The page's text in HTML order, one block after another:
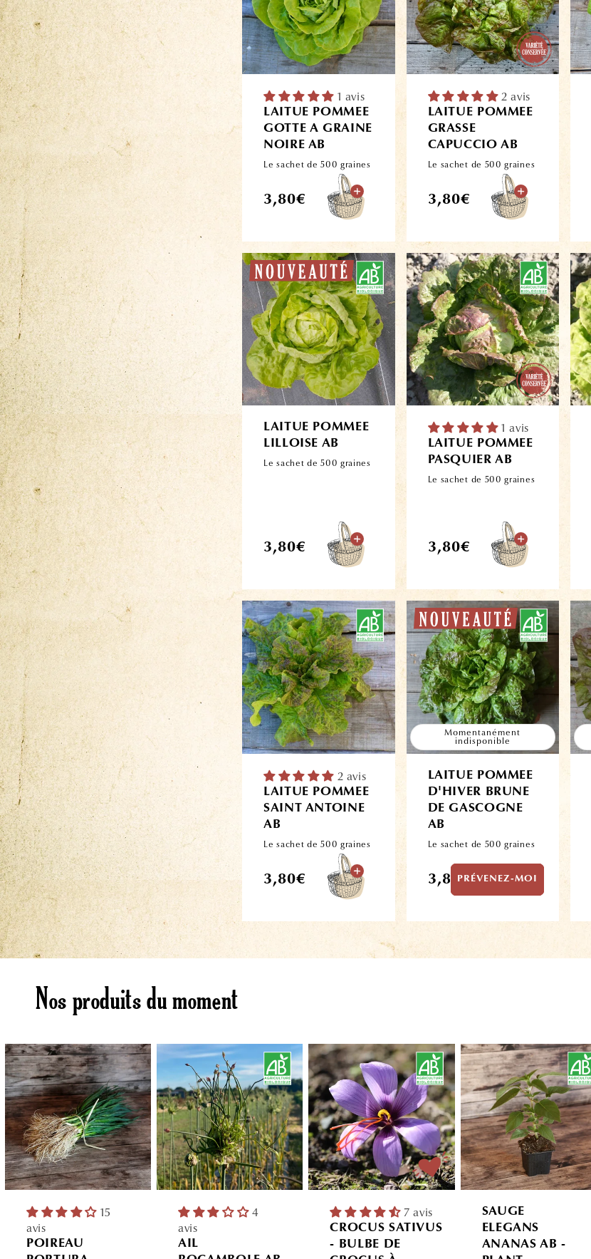
1 avis
LAITUE POMMEE
GOTTE A GRAINE
NOIRE AB
Le sachet de 500 graines
Prix
3,80€
2 avis
LAITUE POMMEE
GRASSE
CAPUCCIO AB
Le sachet de 500 graines
Prix
3,80€
LAITUE POMMEE
LILLOISE AB
Le sachet de 500 graines
Prix
3,80€
1 avis
LAITUE POMMEE
PASQUIER AB
Le sachet de 500 graines
Prix
3,80€
2 avis
LAITUE POMMEE
SAINT ANTOINE
AB
Le sachet de 500 graines
Prix
3,80€
Momentanément
indisponible
LAITUE POMMEE
D'HIVER BRUNE
DE GASCOGNE
AB
PRÉVENEZ-MOI
Le sachet de 500 graines
Prix
habituel
3,80€
Nos produits du moment
15
avis
POIREAU
4
avis
AIL
7 avis
CROCUS SATIVUS
- BULBE DE
SAUGE
ELEGANS
ANANAS AB -